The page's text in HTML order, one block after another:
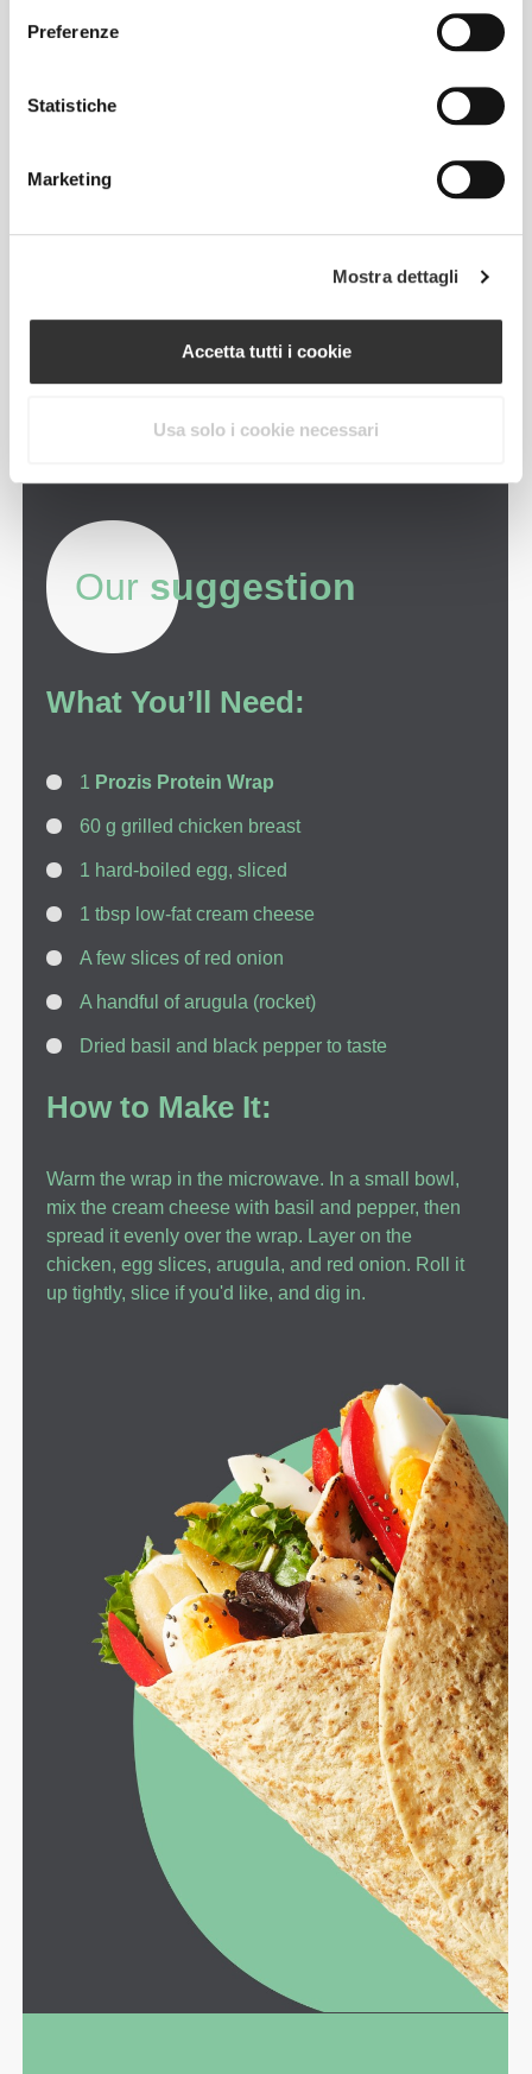
Preferenze
Statistiche
Marketing
Mostra dettagli
Accetta tutti i cookie
Usa solo i cookie necessari
Our suggestion
What You’ll Need:
1 Prozis Protein Wrap
60 g grilled chicken breast
1 hard-boiled egg, sliced
1 tbsp low-fat cream cheese
A few slices of red onion
A handful of arugula (rocket)
Dried basil and black pepper to taste
How to Make It:
Warm the wrap in the microwave. In a small bowl,
mix the cream cheese with basil and pepper, then
spread it evenly over the wrap. Layer on the
chicken, egg slices, arugula, and red onion. Roll it
up tightly, slice if you'd like, and dig in.